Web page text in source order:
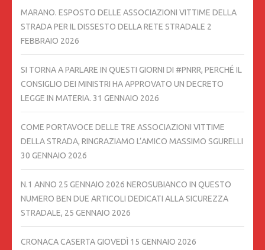
MARANO. ESPOSTO DELLE ASSOCIAZIONI VITTIME DELLA
STRADA PER IL DISSESTO DELLA RETE STRADALE 2
FEBBRAIO 2026
SI TORNA A PARLARE IN QUESTI GIORNI DI #PNRR, PERCHÉ IL
CONSIGLIO DEI MINISTRI HA APPROVATO UN DECRETO
LEGGE IN MATERIA. 31 GENNAIO 2026
COME PORTAVOCE DELLE TRE ASSOCIAZIONI VITTIME
DELLA STRADA, RINGRAZIAMO L’AMICO MASSIMO SGURELLI
30 GENNAIO 2026
N.1 ANNO 25 GENNAIO 2026 NEROSUBIANCO IN QUESTO
NUMERO BEN DUE ARTICOLI DEDICATI ALLA SICUREZZA
STRADALE, 25 GENNAIO 2026
CRONACA CASERTA GIOVEDÌ 15 GENNAIO 2026